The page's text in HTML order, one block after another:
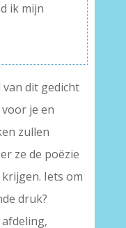
ik mijn
dit gedicht
je en
zullen
ze de poëzie
Iets om
druk?